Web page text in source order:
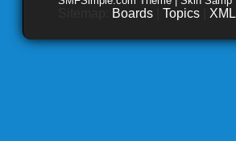
Boards Topics XML